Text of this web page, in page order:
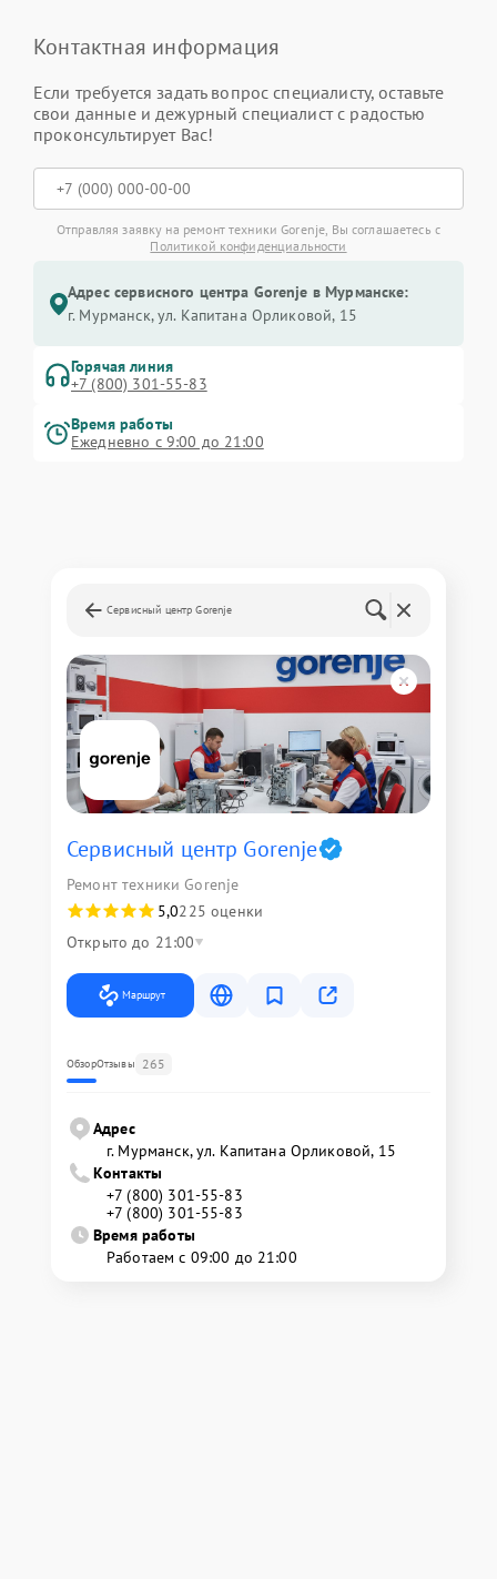
Контактная информация
Если требуется задать вопрос специалисту, оставьте
свои данные и дежурный специалист с радостью
проконсультирует Вас!
Отправляя заявку на ремонт техники Gorenje, Вы соглашаетесь с
Политикой конфиденциальности
Адрес сервисного центра Gorenje в Мурманске:
г. Мурманск, ул. Капитана Орликовой, 15
Горячая линия
+7 (800) 301-55-83
Время работы
Ежедневно с 9:00 до 21:00
Сервисный центр Gorenje
Сервисный центр Gorenje
Ремонт техники Gorenje
5,0225 оценки
Открыто до 21:00
Маршрут
ОбзорОтзывы 265
Адрес
г. Мурманск, ул. Капитана Орликовой, 15
Контакты
+7 (800) 301-55-83
+7 (800) 301-55-83
Время работы
Работаем с 09:00 до 21:00